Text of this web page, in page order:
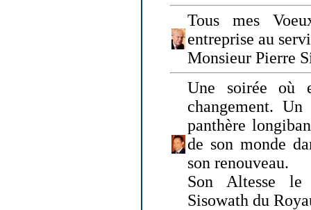
Tous mes
entreprise au
Monsieur Pierre
Une soirée où
changement.
panthère
de son monde
son renouveau.
Son Altesse le
Sisowath du